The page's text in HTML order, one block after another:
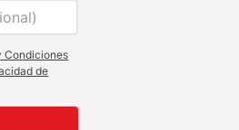
Condiciones
de